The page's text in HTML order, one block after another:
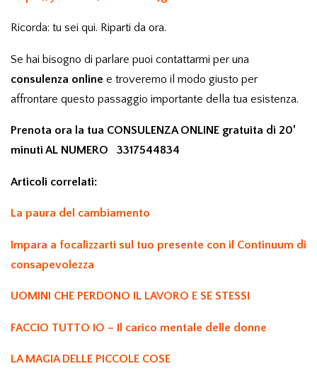
Ricorda: tu sei qui. Riparti da ora.
Se hai bisogno di parlare puoi contattarmi per una
consulenza online e troveremo il modo giusto per
affrontare questo passaggio importante della tua esistenza.
Prenota ora la tua CONSULENZA ONLINE gratuita di 20’
minuti AL NUMERO
3317544834
Articoli correlati:
La paura del cambiamento
Impara a focalizzarti sul tuo presente con il Continuum di
consapevolezza
UOMINI CHE PERDONO IL LAVORO E SE STESSI
FACCIO TUTTO IO – Il carico mentale delle donne
LA MAGIA DELLE PICCOLE COSE